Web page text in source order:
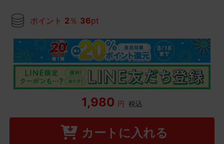
ポイント 2 ％ 36pt
1,980 円 税込
カートに入れる